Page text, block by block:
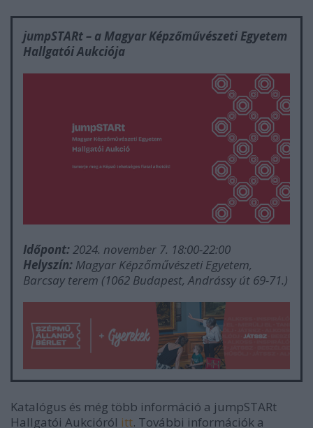
jumpSTARt – a Magyar Képzőművészeti Egyetem
Hallgatói Aukciója
Időpont:2024. november 7. 18:00-22:00
Helyszín: Magyar Képzőművészeti Egyetem,
Barcsay terem (1062 Budapest, Andrássy út 69-71.)
Katalógus és még több információ a jumpSTARt
Hallgatói Aukcióról itt. További információk a